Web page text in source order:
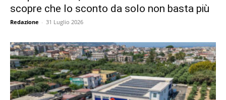
scopre che lo sconto da solo non basta più
Redazione - 31 Luglio 2026